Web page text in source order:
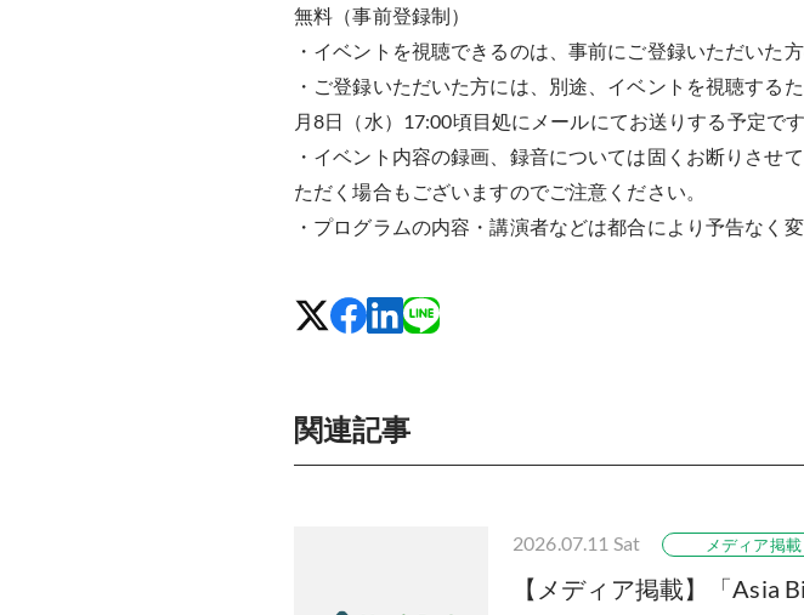
無料（事前登録制）
・イベントを視聴できるのは、事前にご登録いただいた方
・ご登録いただいた方には、別途、イベントを視聴する
月8日（水）17:00頃目処にメールにてお送りする予定です
・イベント内容の録画、録音については固くお断りさせ
ただく場合もございますのでご注意ください。
・プログラムの内容・講演者などは都合により予告なく
関連記事
2026.07.11 Sat メディア掲載
【メディア掲載】「Asia